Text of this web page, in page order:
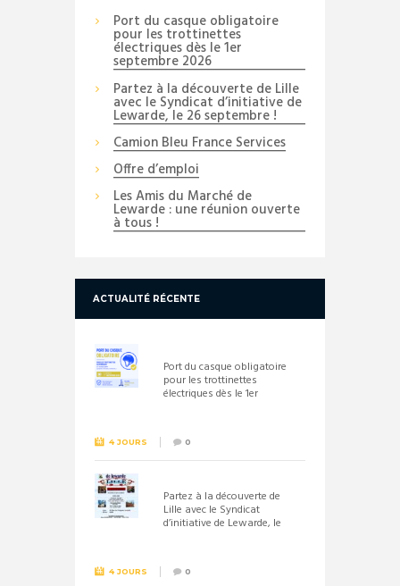
Port du casque obligatoire
pour les trottinettes
électriques dès le 1er
septembre 2026
Partez à la découverte de Lille
avec le Syndicat d’initiative de
Lewarde, le 26 septembre !
Camion Bleu France Services
Offre d’emploi
Les Amis du Marché de
Lewarde : une réunion ouverte
à tous !
ACTUALITÉ RÉCENTE
Port du casque obligatoire
pour les trottinettes
électriques dès le 1er
4 JOURS 0
Partez à la découverte de
Lille avec le Syndicat
d’initiative de Lewarde, le
4 JOURS 0